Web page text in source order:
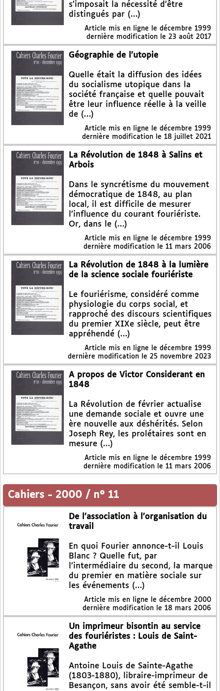
s’imposait la nécessité d’être
distingués par (…)
Article mis en ligne le décembre 1999
dernière modification le 23 août 2017
Géographie de l’utopie
Quelle était la diffusion des idées
du socialisme utopique dans la
société française et quelle pouvait
être leur influence réelle à la veille
de (…)
Article mis en ligne le décembre 1999
dernière modification le 18 juillet 2021
La Révolution de 1848 à Salins et
Arbois
Dans le syncrétisme du mouvement
démocratique de 1848, au plan
local, il est difficile de mesurer
l’influence du courant fouriériste.
Or, dans le (…)
Article mis en ligne le décembre 1999
dernière modification le 11 mars 2006
La Révolution de 1848 à la lumière
de la science sociale fouriériste
Le fouriérisme, considéré comme
physiologie du corps social, et
rapproché des discours scientifiques
du premier XIXe siècle, peut être
appréhendé (…)
Article mis en ligne le décembre 1999
dernière modification le 25 novembre 2023
A propos de Victor Considerant en
1848
La Révolution de février actualise
une demande sociale et ouvre une
ère nouvelle aux déshérités. Selon
Joseph Rey, les prolétaires sont en
mesure (…)
Article mis en ligne le décembre 1999
dernière modification le 11 mars 2006
Cahiers - 2000 / n° 11
De l’association à l’organisation du
travail
En quoi Fourier annonce-t-il Louis
Blanc ? Quelle fut, par
l’intermédiaire du second, la marque
du premier en matière sociale sur
les événements (…)
Article mis en ligne le décembre 2000
dernière modification le 18 mars 2006
Un imprimeur bisontin au service
des fouriéristes : Louis de Saint-
Agathe
Antoine Louis de Sainte-Agathe
(1803-1880), libraire-imprimeur de
Besançon, sans avoir été semble-t-il